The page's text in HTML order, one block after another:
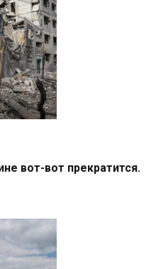
вот-вот прекратится.